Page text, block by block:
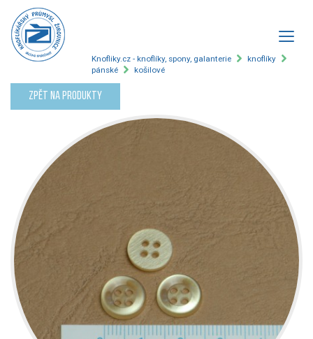
Knofliky.cz - knoflíky, spony, galanterie
knoflíky
pánské
košilové
Zpět na produkty